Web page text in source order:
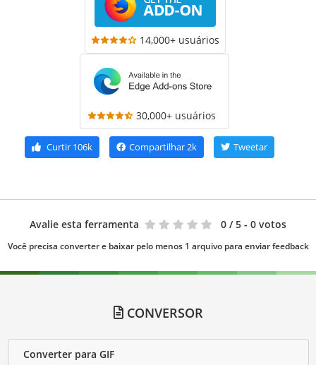
14,000+ usuários
30,000+ usuários
Curtir 106k Compartilhar 2k Tweetar
Avalie esta ferramenta 0 / 5 - 0 votos
Você precisa converter e baixar pelo menos 1 arquivo para enviar feedback
CONVERSOR
Converter para GIF